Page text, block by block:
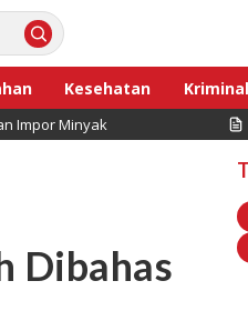
Kesehatan Kriminal
Impor Minyak
Dibahas